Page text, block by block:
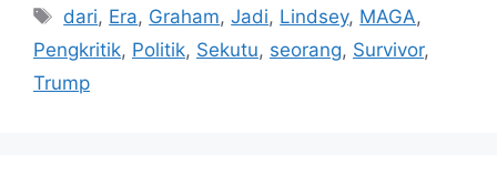
Tag
dari, Era, Graham,Jadi, Lindsey, MAGA,
Pengkritik, Politik, Sekutu, seorang, Survivor,
Trump